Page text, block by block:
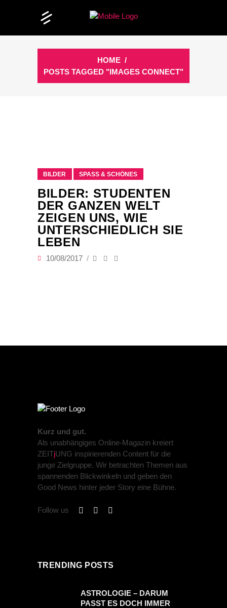
HOME /
POSTS TAGGED "IMAGES CONNECT"
BILDER SPASS & SCHÖNES
BILDER: STUDENTEN
DER GANZEN WELT
ZEIGEN UNS, WIE
UNTERSCHIEDLICH SIE
LEBEN
10/08/2017
Kurz und gut.
Als unabhängiges Online-Magazin kreiert
ZEITjUNG inspirierenden Content für die
junge Zielgruppe. Wir betrachten Themen aus
spannenden Blickwinkeln und geben den
Good News hinter jeder Story eine Bühne.
Follow us
TRENDING POSTS
ASTROLOGIE – DARUM
PASST ES DOCH IMMER